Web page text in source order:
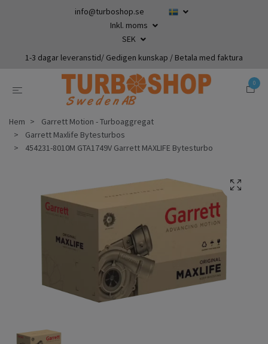
info@turboshop.se
Inkl. moms
SEK
1-3 dagar leveranstid/ Gedigen kunskap / Betala med faktura
0
Hem
Garrett Motion - Turboaggregat
Garrett Maxlife Bytesturbos
454231-8010M GTA1749V Garrett MAXLIFE Bytesturbo